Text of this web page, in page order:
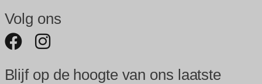
Volg ons
Blijf op de hoogte van ons laatste